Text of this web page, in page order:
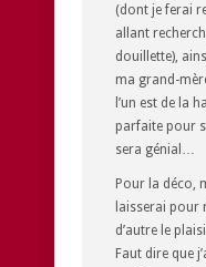
(dont je ferai
allant
douillette),
ma grand-
l’un est de la
parfaite pour
sera génial…
Pour la déco,
laisserai pour
d’autre le
Faut dire que